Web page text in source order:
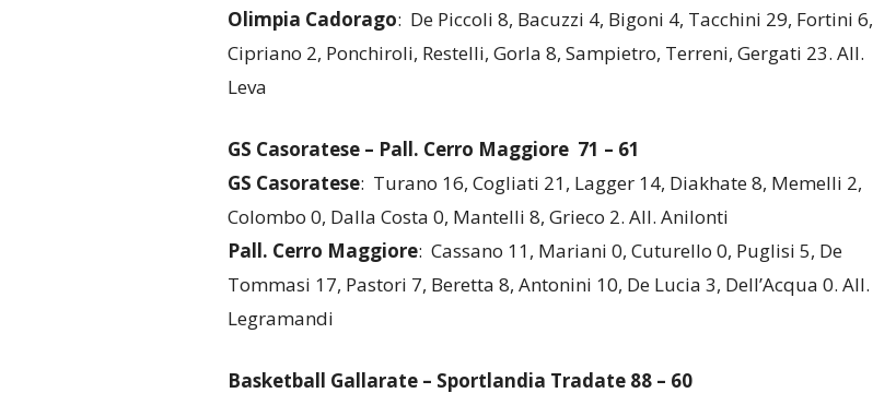
Olimpia Cadorago: De Piccoli 8, Bacuzzi 4, Bigoni 4, Tacchini 29, Fortini 6,
Cipriano 2, Ponchiroli, Restelli, Gorla 8, Sampietro, Terreni, Gergati 23. All.
Leva
GS Casoratese – Pall. Cerro Maggiore71 – 61
GS Casoratese: Turano 16, Cogliati 21, Lagger 14, Diakhate 8, Memelli 2,
Colombo 0, Dalla Costa 0, Mantelli 8, Grieco 2. All. Anilonti
Pall. Cerro Maggiore: Cassano 11, Mariani 0, Cuturello 0, Puglisi 5, De
Tommasi 17, Pastori 7, Beretta 8, Antonini 10, De Lucia 3, Dell’Acqua 0. All.
Legramandi
Basketball Gallarate – Sportlandia Tradate88 – 60